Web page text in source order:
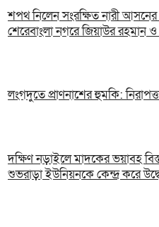
শপথ নিলেন সংরক্ষিত নারী
শেরেবাংলা নগরে জিয়াউর রহমান
লংগদুতে প্রাণনাশের হুমকি:
দক্ষিণ নড়াইলে মাদকের ভয়াবহ
শুভরাড়া ইউনিয়নকে কেন্দ্র করে